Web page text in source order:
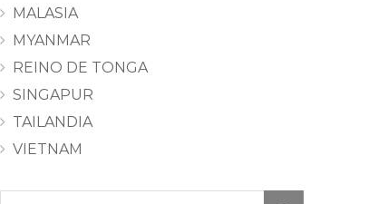
MALASIA
MYANMAR
REINO DE TONGA
SINGAPUR
TAILANDIA
VIETNAM